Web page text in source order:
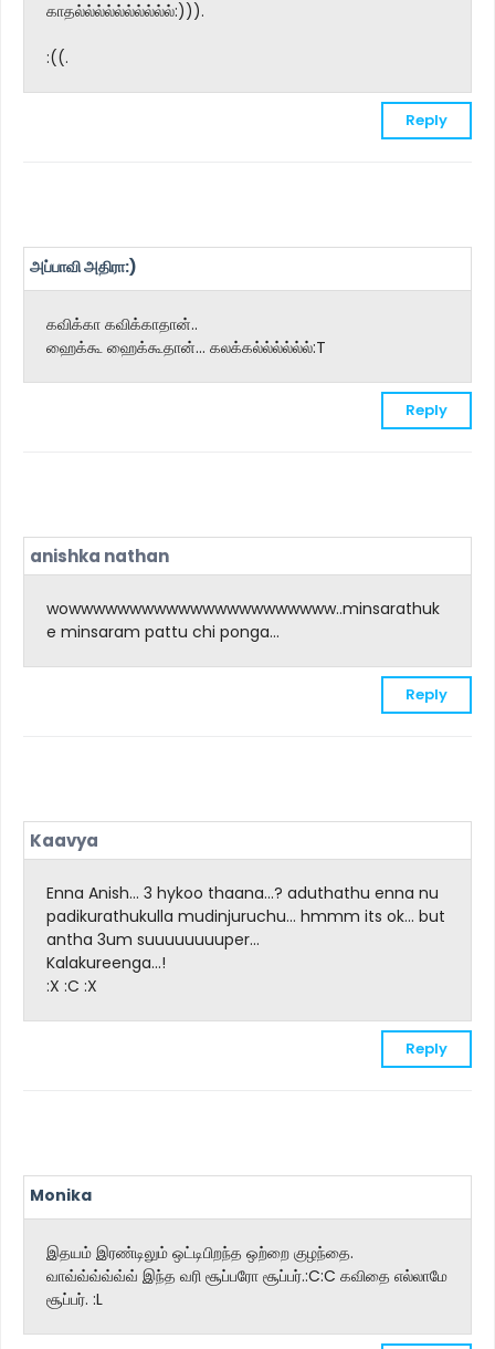
காதல்ல்ல்ல்ல்ல்ல்ல்ல்ல்:))).
:((.
Reply
அப்பாவி அதிரா:)
கவிக்கா கவிக்காதான்..
ஹைக்கூ ஹைக்கூதான்... கலக்கல்ல்ல்ல்ல்ல்:T
Reply
anishka nathan
wowwwwwwwwwwwwwwwwwwwwww..minsarathuk
e minsaram pattu chi ponga...
Reply
Kaavya
Enna Anish... 3 hykoo thaana...? aduthathu enna nu
padikurathukulla mudinjuruchu... hmmm its ok... but
antha 3um suuuuuuuuper...
Kalakureenga...!
:X :C :X
Reply
Monika
இதயம் இரண்டிலும் ஒட்டிபிறந்த ஒற்றை குழந்தை.
வாவ்வ்வ்வ்வ்வ் இந்த வரி சூப்பரோ சூப்பர்.:C:C கவிதை எல்லாமே
சூப்பர். :L